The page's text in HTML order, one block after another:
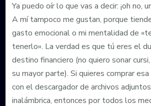
Ya puedo oír lo que vas a decir: ¡oh no,
A mí tampoco me gustan, porque
gasto emocional o mi mentalidad de
tenerlo». La verdad es que tú eres el
destino financiero (no quiero sonar
su mayor parte). Si quieres comprar
con el descargador de archivos
inalámbrica, entonces por todos los